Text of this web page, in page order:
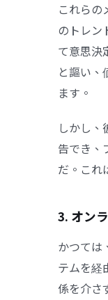
これら
のトレン
て意思決
と謳い
ます。
しかし
告でき、
だ。これ
3. オン
かつては
テムを経
係を介さ